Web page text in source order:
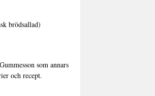
brödsallad)
som annars
och recept.